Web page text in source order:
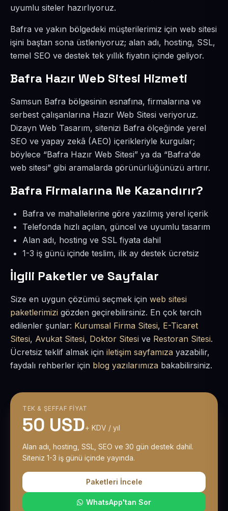
uyumlu siteler hazırlıyoruz.
Bafra ve yakın bölgedeki müşterilerimiz için web sitesi
işini baştan sona üstleniyoruz; alan adı, hosting, SSL,
temel SEO ve destek tek yıllık fiyatın içinde geliyor.
Bafra Hazır Web Sitesi Hizmeti
Samsun Bafra bölgesinin esnafına, firmalarına ve
serbest çalışanlarına Hazır Web Sitesi veriyoruz.
Dizayn Web Tasarım, sitenizi Bafra ölçeğinde yerel
SEO ve yapay zekâ (AEO) içerikleriyle kurgular;
böylece “Bafra Hazır Web Sitesi” ya da “Bafra'de
web sitesi” gibi aramalarda görünürlüğünüzü artırır.
Bafra Firmalarına Ne Kazandırır?
Bafra ve mahallelerine göre yazılmış yerel içerik
Telefonda hızlı açılan, güncel ve uyumlu tasarım
Alan adı, hosting ve SSL fiyata dahil
1-3 iş günü içinde teslim, ilk ay destek ücretsiz
İlgili Paketler ve Sayfalar
Size en uygun çözümü seçmek için web sitesi
paketlerimizi gözden geçirebilirsiniz. En çok tercih
edilenler şunlar: Kurumsal Firma Sitesi, E-Ticaret
Sitesi, Avukat Sitesi, Doktor Sitesi ve Restoran Sitesi.
Ücretsiz teklif almak için iletişim sayfamıza yazabilir,
faydalı rehberler için blog yazılarımıza bakabilirsiniz.
TEK & ŞEFFAF FIYAT
50 USD+ KDV / yıl
Alan adı, hosting, SSL, SEO ve 30 gün destek dahil.
Siteniz 1-3 iş günü içinde yayında.
Paketleri İncele
WhatsApp'tan Sor